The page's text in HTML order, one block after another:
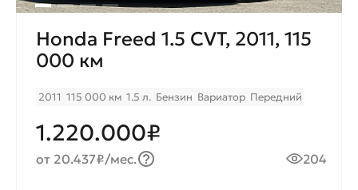
Honda Freed 1.5 CVT, 2011, 115
000 км
2011 115 000 км 1.5 л. Бензин Вариатор Передний
1.220.000₽
от 20.437₽/мес. 204